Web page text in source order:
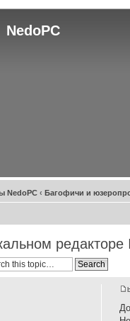
NedoPC
NedoPC ‹ Багофичи и